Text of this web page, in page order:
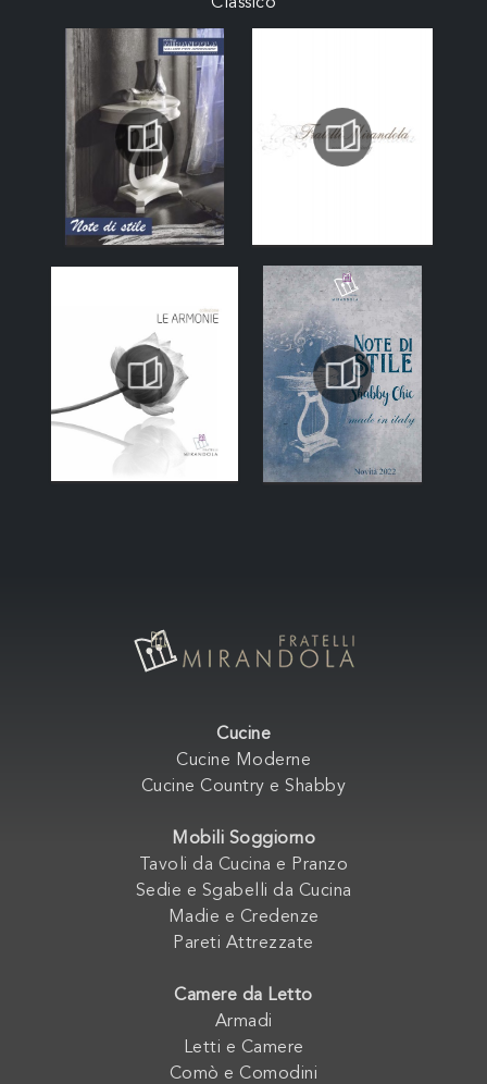
Cucine
Cucine Moderne
Cucine Country e Shabby
Mobili Soggiorno
Tavoli da Cucina e Pranzo
Sedie e Sgabelli da Cucina
Madie e Credenze
Pareti Attrezzate
Camere da Letto
Armadi
Letti e Camere
Comò e Comodini